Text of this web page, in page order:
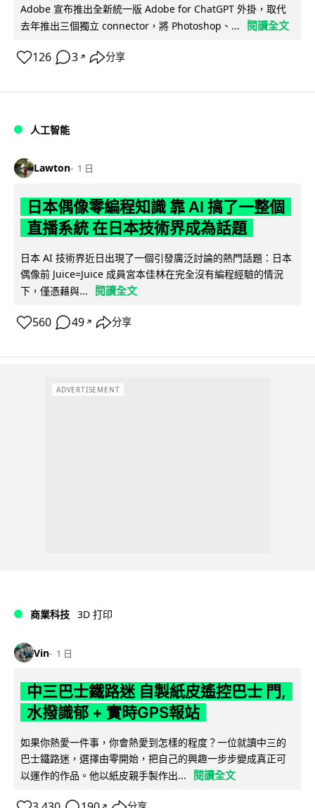
Adobe 宣布推出全新統一版 Adobe for ChatGPT 外掛，取代
去年推出三個獨立 connector，將 Photoshop、...
閱讀全文
126 3 ↗ 分享
人工智能
Lawton 1 日
日本偶像零編程知識 靠 AI 搞了一整個
直播系統 在日本技術界成為話題
日本 AI 技術界近日出現了一個引發廣泛討論的熱門話題：日本
偶像前 Juice=Juice 成員宮本佳林在完全沒有編程經驗的情況
下，僅憑藉與...
閱讀全文
560 49 ↗ 分享
ADVERTISEMENT
商業科技 3D 打印
Vin 1 日
中三巴士鐵路迷 自製紙皮遙控巴士 門,
水撥識郁 + 實時GPS報站
如果你熱愛一件事，你會熱愛到怎樣的程度？一位就讀中三的
巴士鐵路迷，選擇由零開始，把自己的興趣一步步變成真正可
以運作的作品。他以紙皮親手製作出...
閱讀全文